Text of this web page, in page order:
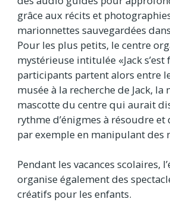
grâce aux récits et
marionnettes sauvegardées
Pour les plus petits, le centre
mystérieuse intitulée «Jack s’est
participants partent alors entre
musée à la recherche de Jack,
mascotte du centre qui aurait
rythme d’énigmes à résoudre et
par exemple en manipulant des
Pendant les vacances scolaires,
organise également des
créatifs pour les enfants.